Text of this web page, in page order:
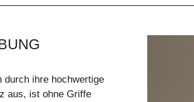
durch ihre hochwertige
aus, ist ohne Griffe